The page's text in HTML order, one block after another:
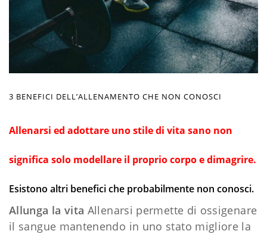
3 BENEFICI DELL’ALLENAMENTO CHE NON CONOSCI
Allenarsi ed adottare uno stile di vita sano non
significa solo modellare il proprio corpo e dimagrire.
Esistono altri benefici che probabilmente non conosci.
Allunga la vita Allenarsi permette di ossigenare
il sangue mantenendo in uno stato migliore la